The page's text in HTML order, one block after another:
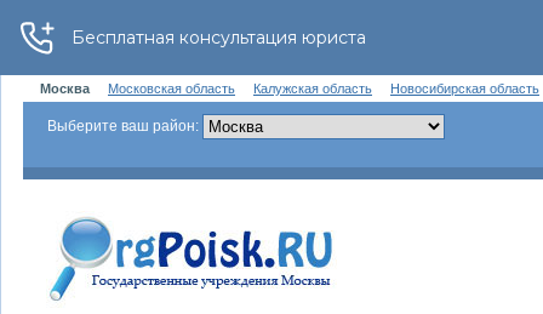
Москва Московская область Калужская область Новосибирская область
Выберите ваш район: